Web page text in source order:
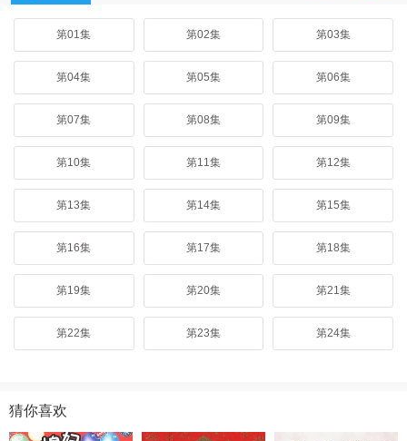
第01集 第02集 第03集
第04集 第05集 第06集
第07集 第08集 第09集
第10集 第11集 第12集
第13集 第14集 第15集
第16集 第17集 第18集
第19集 第20集 第21集
第22集 第23集 第24集
猜你喜欢